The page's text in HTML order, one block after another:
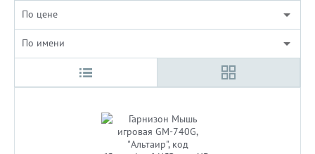
По цене
По имени